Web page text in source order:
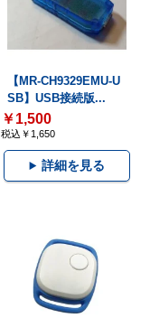
【MR-CH9329EMU-U
SB】USB接続版...
￥1,500
税込￥1,650
詳細を見る